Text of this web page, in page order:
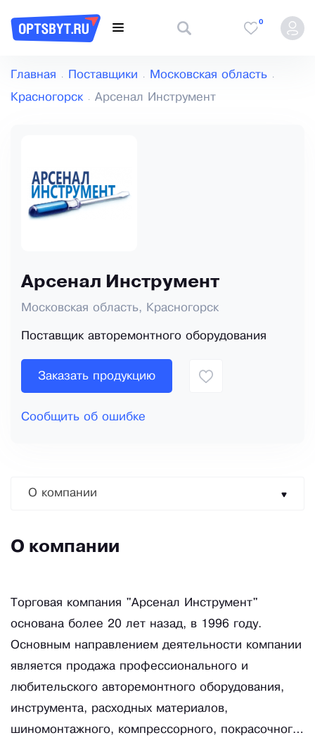
0
Главная Поставщики Московская область
Красногорск Арсенал Инструмент
Арсенал Инструмент
Московская область, Красногорск
Поставщик авторемонтного оборудования
Заказать продукцию
Сообщить об ошибке
О компании
О компании
Торговая компания "Арсенал Инструмент"
основана более 20 лет назад, в 1996 году.
Основным направлением деятельности компании
является продажа профессионального и
любительского авторемонтного оборудования,
инструмента, расходных материалов,
шиномонтажного, компрессорного, покрасочного